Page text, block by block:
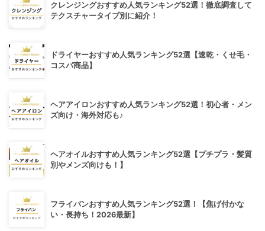
クレンジングおすすめ人気ランキング52選！徹底調査して
テクスチャータイプ別に紹介！
ドライヤーおすすめ人気ランキング52選【速乾・くせ毛・
コスパ商品】
ヘアアイロンおすすめ人気ランキング52選！初心者・メン
ズ向け・海外対応も♪
ヘアオイルおすすめ人気ランキング52選【プチプラ・髪質
別やメンズ向けも！】
フライパンおすすめ人気ランキング52選！【焦げ付かな
い・長持ち！2026最新】